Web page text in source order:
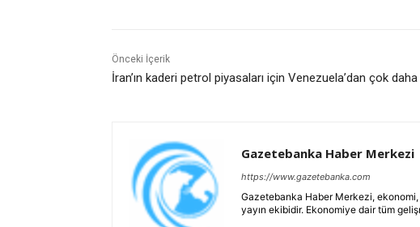
Önceki İçerik
İran’ın kaderi petrol piyasaları için Venezuela’dan çok
Gazetebanka Haber Merkezi
https://www.gazetebanka.com
Gazetebanka Haber Merkezi, ekonomi,
yayın ekibidir. Ekonomiye dair tüm